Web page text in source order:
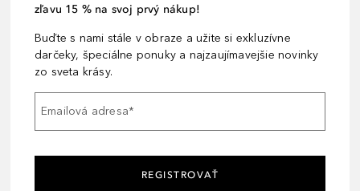
zľavu 15 % na svoj prvý nákup!
Buďte s nami stále v obraze a užite si exkluzívne
darčeky, špeciálne ponuky a najzaujímavejšie novinky
zo sveta krásy.
Emailová adresa*
REGISTROVAŤ